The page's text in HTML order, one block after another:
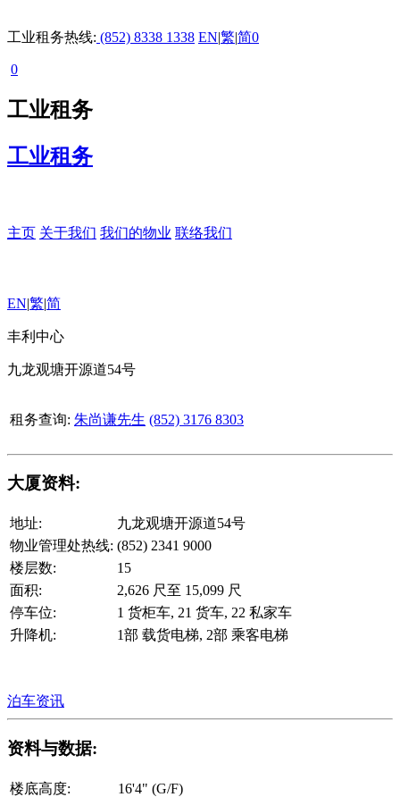
工业租务热线: (852) 8338 1338 EN|繁|简0
0
工业租务
工业租务
主页 关于我们 我们的物业 联络我们
EN|繁|简
丰利中心
九龙观塘开源道54号
租务查询: 朱尚谦先生 (852) 3176 8303
大厦资料:
地址:
九龙观塘开源道54号
物业管理处热线: (852) 2341 9000
楼层数:
15
面积:
2,626 尺至 15,099 尺
停车位:
1 货柜车, 21 货车, 22 私家车
升降机:
1部 载货电梯, 2部 乘客电梯
泊车资讯
资料与数据:
楼底高度:
16'4" (G/F)